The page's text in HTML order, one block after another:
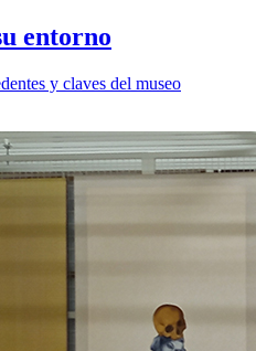
entorno
y claves del museo